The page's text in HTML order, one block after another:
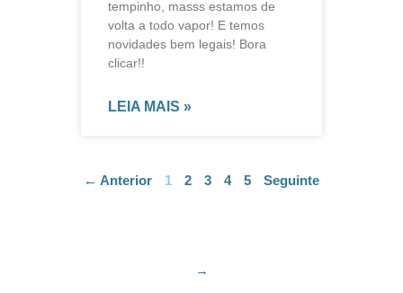
tempinho, masss estamos de
volta a todo vapor! E temos
novidades bem legais! Bora
clicar!!
LEIA MAIS »
← Anterior 1 2 3 4 5 Seguinte
→